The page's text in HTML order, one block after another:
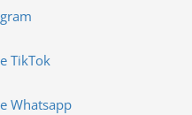
TikTok
Whatsapp